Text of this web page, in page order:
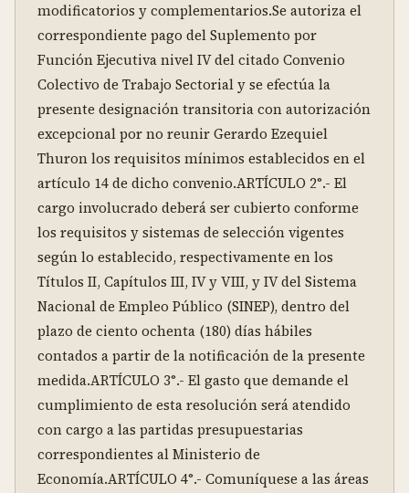
modificatorios y complementarios.Se autoriza el
correspondiente pago del Suplemento por
Función Ejecutiva nivel IV del citado Convenio
Colectivo de Trabajo Sectorial y se efectúa la
presente designación transitoria con autorización
excepcional por no reunir Gerardo Ezequiel
Thuron los requisitos mínimos establecidos en el
artículo 14 de dicho convenio.ARTÍCULO 2°.- El
cargo involucrado deberá ser cubierto conforme
los requisitos y sistemas de selección vigentes
según lo establecido, respectivamente en los
Títulos II, Capítulos III, IV y VIII, y IV del Sistema
Nacional de Empleo Público (SINEP), dentro del
plazo de ciento ochenta (180) días hábiles
contados a partir de la notificación de la presente
medida.ARTÍCULO 3°.- El gasto que demande el
cumplimiento de esta resolución será atendido
con cargo a las partidas presupuestarias
correspondientes al Ministerio de
Economía.ARTÍCULO 4°.- Comuníquese a las áreas